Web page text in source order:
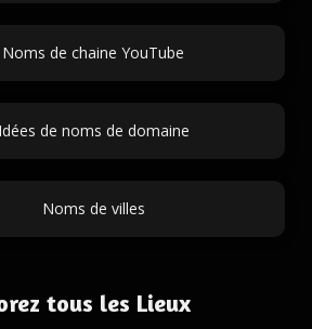
Noms de chaine YouTube
Idées de noms de domaine
Noms de villes
tous les Lieux